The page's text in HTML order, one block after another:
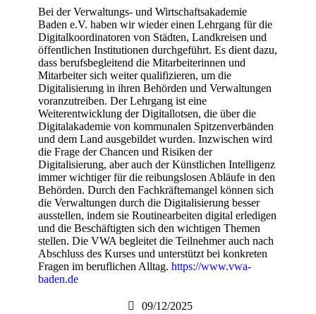
Bei der Verwaltungs- und Wirtschaftsakademie
Baden e.V. haben wir wieder einen Lehrgang für die
Digitalkoordinatoren von Städten, Landkreisen und
öffentlichen Institutionen durchgeführt. Es dient dazu,
dass berufsbegleitend die Mitarbeiterinnen und
Mitarbeiter sich weiter qualifizieren, um die
Digitalisierung in ihren Behörden und Verwaltungen
voranzutreiben. Der Lehrgang ist eine
Weiterentwicklung der Digitallotsen, die über die
Digitalakademie von kommunalen Spitzenverbänden
und dem Land ausgebildet wurden. Inzwischen wird
die Frage der Chancen und Risiken der
Digitalisierung, aber auch der Künstlichen Intelligenz
immer wichtiger für die reibungslosen Abläufe in den
Behörden. Durch den Fachkräftemangel können sich
die Verwaltungen durch die Digitalisierung besser
ausstellen, indem sie Routinearbeiten digital erledigen
und die Beschäftigten sich den wichtigen Themen
stellen. Die VWA begleitet die Teilnehmer auch nach
Abschluss des Kurses und unterstützt bei konkreten
Fragen im beruflichen Alltag. https://www.vwa-
baden.de
09/12/2025